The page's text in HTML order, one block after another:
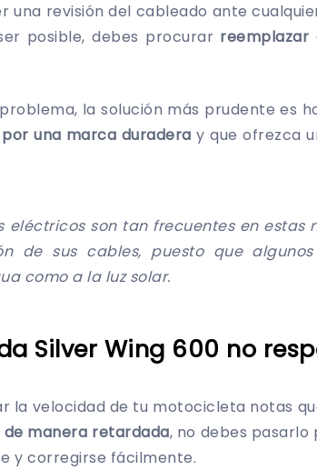
una revisión del cableado ante
posible, debes procurar reemplazar
la solución más prudente es
una marca duradera y que ofrezca
eléctricos son tan frecuentes en estas
de sus cables, puesto que
como a la luz solar.
Silver Wing 600 no
la velocidad de tu motocicleta notas
manera retardada, no debes pasarlo
y corregirse fácilmente.